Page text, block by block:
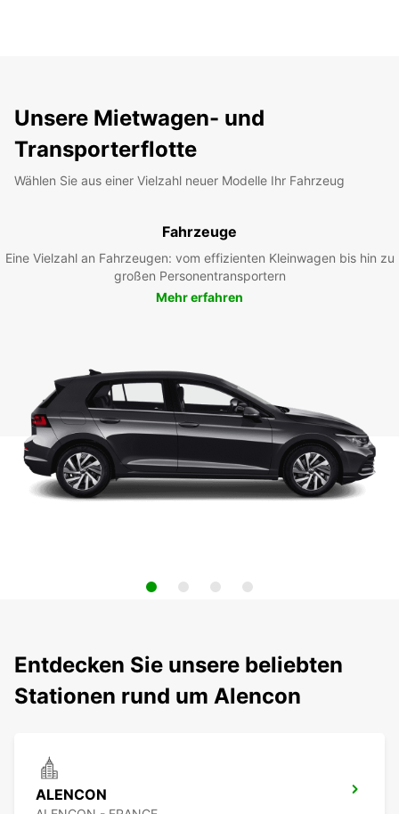
Unsere Mietwagen- und
Transporterflotte
Wählen Sie aus einer Vielzahl neuer Modelle Ihr Fahrzeug
Fahrzeuge
Eine Vielzahl an Fahrzeugen: vom effizienten Kleinwagen bis hin zu
großen Personentransportern
Mehr erfahren
Entdecken Sie unsere beliebten
Stationen rund um Alencon
ALENCON